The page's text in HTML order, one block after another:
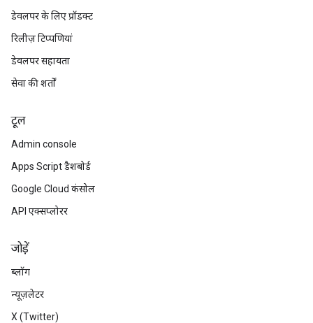
डेवलपर के लिए प्रॉडक्ट
रिलीज़ टिप्पणियां
डेवलपर सहायता
सेवा की शर्तों
टूल
Admin console
Apps Script डैशबोर्ड
Google Cloud कंसोल
API एक्सप्लोरर
जोड़ें
ब्लॉग
न्यूज़लेटर
X (Twitter)